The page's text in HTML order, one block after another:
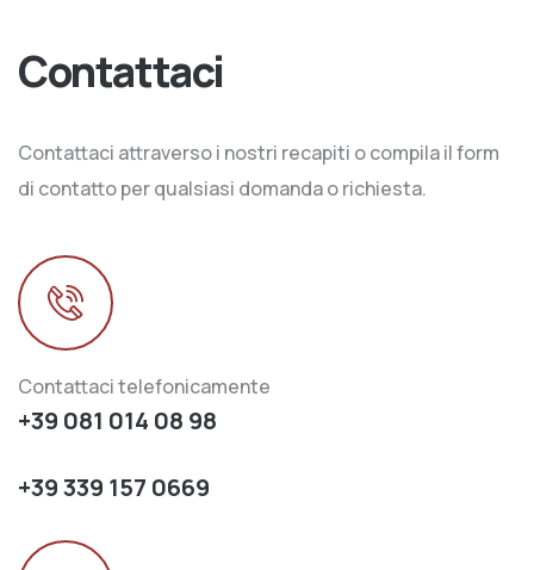
Contattaci
Contattaci attraverso i nostri recapiti o compila il form
di contatto per qualsiasi domanda o richiesta.
Contattaci telefonicamente
+39 081 014 08 98
+39 339 157 0669